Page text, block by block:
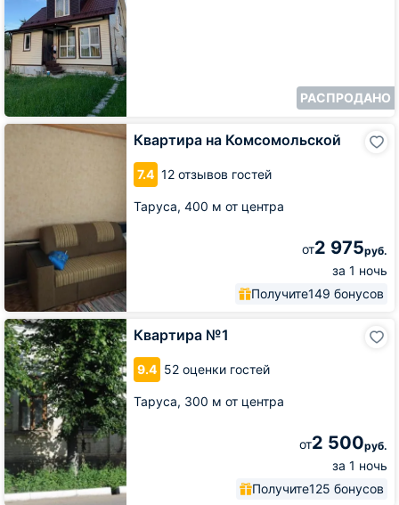
РАСПРОДАНО
Квартира на Комсомольской
7.4 12 отзывов гостей
Таруса, 400 м от центра
от2 975руб.
за 1 ночь
Получите149 бонусов
Квартира
Квартира №1
9.4 52 оценки гостей
Таруса, 300 м от центра
от2 500руб.
за 1 ночь
Получите125 бонусов
Квартира
№1